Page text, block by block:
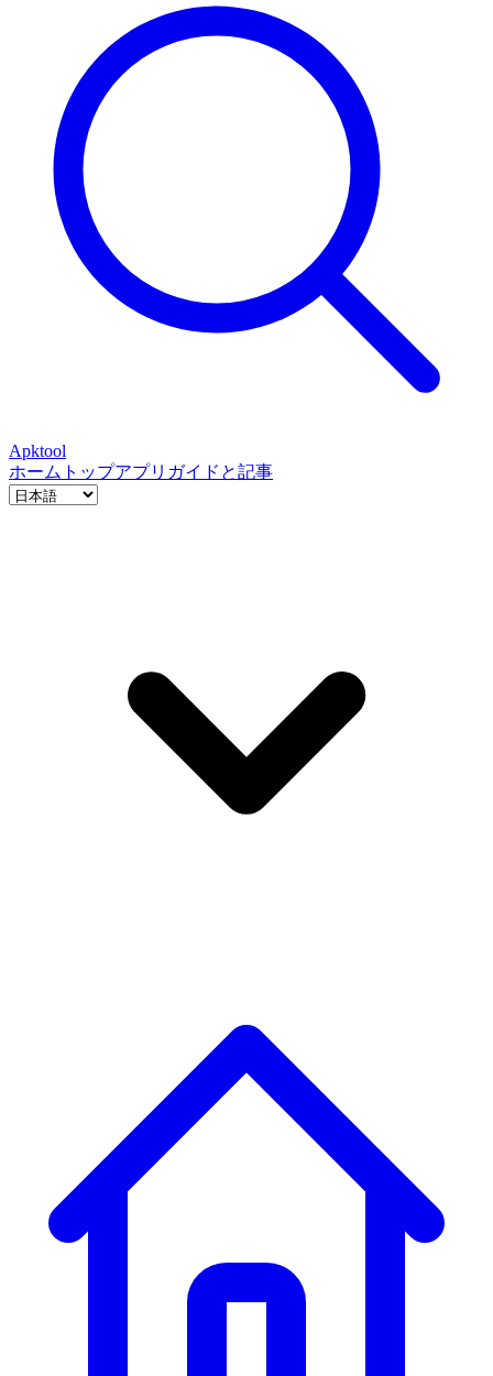
Apktool
ホーム トップアプリ ガイドと記事